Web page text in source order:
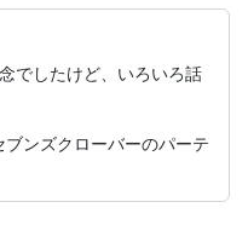
でしたけど、いろいろ話
ンズクローバーのパーテ